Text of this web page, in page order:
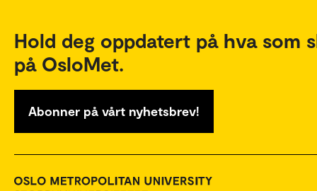
Hold deg oppdatert på hva som
på OsloMet.
Abonner på vårt nyhetsbrev!